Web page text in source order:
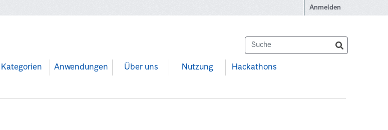
Anmelden
Kategorien Anwendungen Über uns Nutzung Hackathons